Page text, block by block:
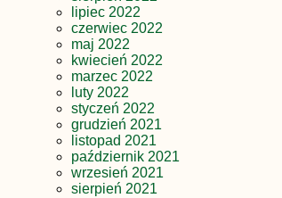
lipiec 2022
czerwiec 2022
maj 2022
kwiecień 2022
marzec 2022
luty 2022
styczeń 2022
grudzień 2021
listopad 2021
październik 2021
wrzesień 2021
sierpień 2021